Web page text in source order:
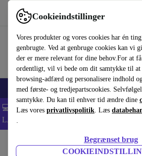
Cookieindstillinger
Vores produkter og vores cookies har én
genbrugte. Ved at genbruge cookies kan vi
der er mere relevant for dine behov.For at
ordentligt, vil vi bede om dit samtykke til at
browsing-adfærd og personalisere indhold
med første- og tredjepartscookies.
samtykke. Du kan til enhver tid ændre dine
Læs vores privatlivspolitik. Læs
.
Begrænset brug
Brug refurbed hurtigt og nemt
Smartphones Bærbare Tablets
💻 Ekstra 5% rabat på alle MacBooks og
LAPTOP5 -
Barnevogne & Klapvogne